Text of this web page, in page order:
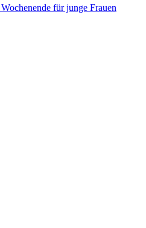
für junge Frauen